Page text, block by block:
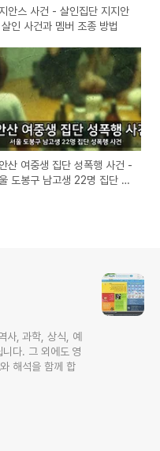
안스 사건 - 살인집단 지지안
인 사건과 멤버 조종 방법
산 여중생 집단 성폭행 사건 -
도봉구 남고생 22명 집단 성
사, 과학, 상식, 예
다. 그 외에도 영
해석을 함께 합